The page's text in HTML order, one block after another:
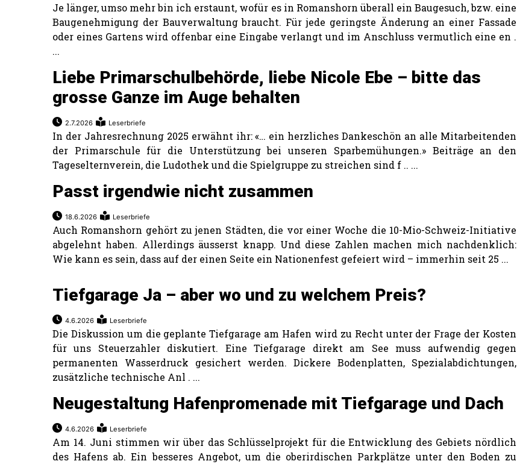
Je länger, umso mehr bin ich erstaunt, wofür es in Romanshorn überall ein Baugesuch, bzw. eine
Baugenehmigung der Bauverwaltung braucht. Für jede geringste Änderung an einer Fassade
oder eines Gartens wird offenbar eine Eingabe verlangt und im Anschluss vermutlich eine en .
...
Liebe Primarschulbehörde, liebe Nicole Ebe – bitte das
grosse Ganze im Auge behalten
2.7.2026 Leserbriefe
In der Jahresrechnung 2025 erwähnt ihr: «… ein herzliches Dankeschön an alle Mitarbeitenden
der Primarschule für die Unterstützung bei unseren Sparbemühungen.» Beiträge an den
Tageselternverein, die Ludothek und die Spielgruppe zu streichen sind f .. ...
Passt irgendwie nicht zusammen
18.6.2026 Leserbriefe
Auch Romanshorn gehört zu jenen Städten, die vor einer Woche die 10-Mio-Schweiz-Initiative
abgelehnt haben. Allerdings äusserst knapp. Und diese Zahlen machen mich nachdenklich:
Wie kann es sein, dass auf der einen Seite ein Nationenfest gefeiert wird – immerhin seit 25 ...
Tiefgarage Ja – aber wo und zu welchem Preis?
4.6.2026 Leserbriefe
Die Diskussion um die geplante Tiefgarage am Hafen wird zu Recht unter der Frage der Kosten
für uns Steuerzahler diskutiert. Eine Tiefgarage direkt am See muss aufwendig gegen
permanenten Wasserdruck gesichert werden. Dickere Bodenplatten, Spezialabdichtungen,
zusätzliche technische Anl . ...
Neugestaltung Hafenpromenade mit Tiefgarage und Dach
4.6.2026 Leserbriefe
Am 14. Juni stimmen wir über das Schlüsselprojekt für die Entwicklung des Gebiets nördlich
des Hafens ab. Ein besseres Angebot, um die oberirdischen Parkplätze unter den Boden zu